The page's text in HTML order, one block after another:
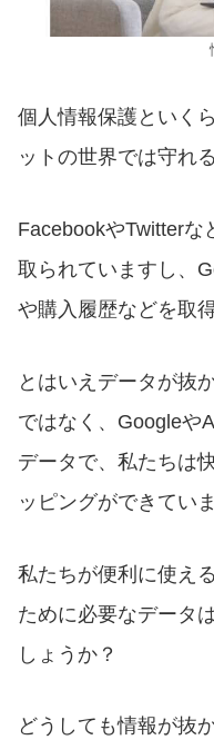
個人情報保護といく
ットの世界では守れ
FacebookやTwitterな
取られていますし、
や購入履歴などを取
とはいえデータが抜
ではなく、Googleや
データで、私たちは
ッピングができていま
私たちが便利に使え
ために必要なデータ
しょうか？
どうしても情報が抜